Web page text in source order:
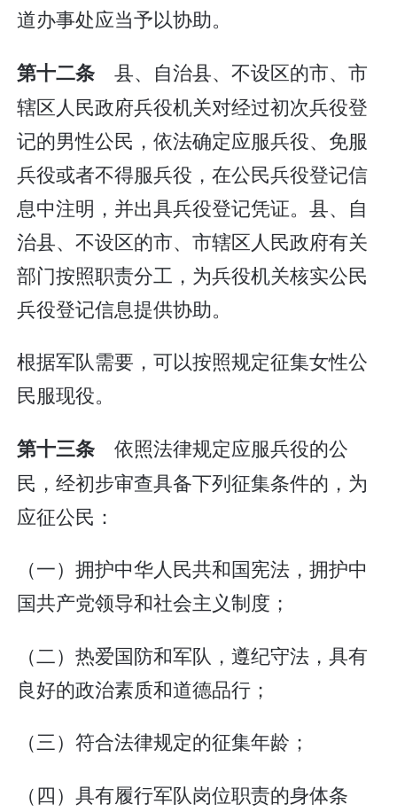
道办事处应当予以协助。
第十二条 县、自治县、不设区的市、市
辖区人民政府兵役机关对经过初次兵役登
记的男性公民，依法确定应服兵役、免服
兵役或者不得服兵役，在公民兵役登记信
息中注明，并出具兵役登记凭证。县、自
治县、不设区的市、市辖区人民政府有关
部门按照职责分工，为兵役机关核实公民
兵役登记信息提供协助。
根据军队需要，可以按照规定征集女性公
民服现役。
第十三条 依照法律规定应服兵役的公
民，经初步审查具备下列征集条件的，为
应征公民：
（一）拥护中华人民共和国宪法，拥护中
国共产党领导和社会主义制度；
（二）热爱国防和军队，遵纪守法，具有
良好的政治素质和道德品行；
（三）符合法律规定的征集年龄；
（四）具有履行军队岗位职责的身体条